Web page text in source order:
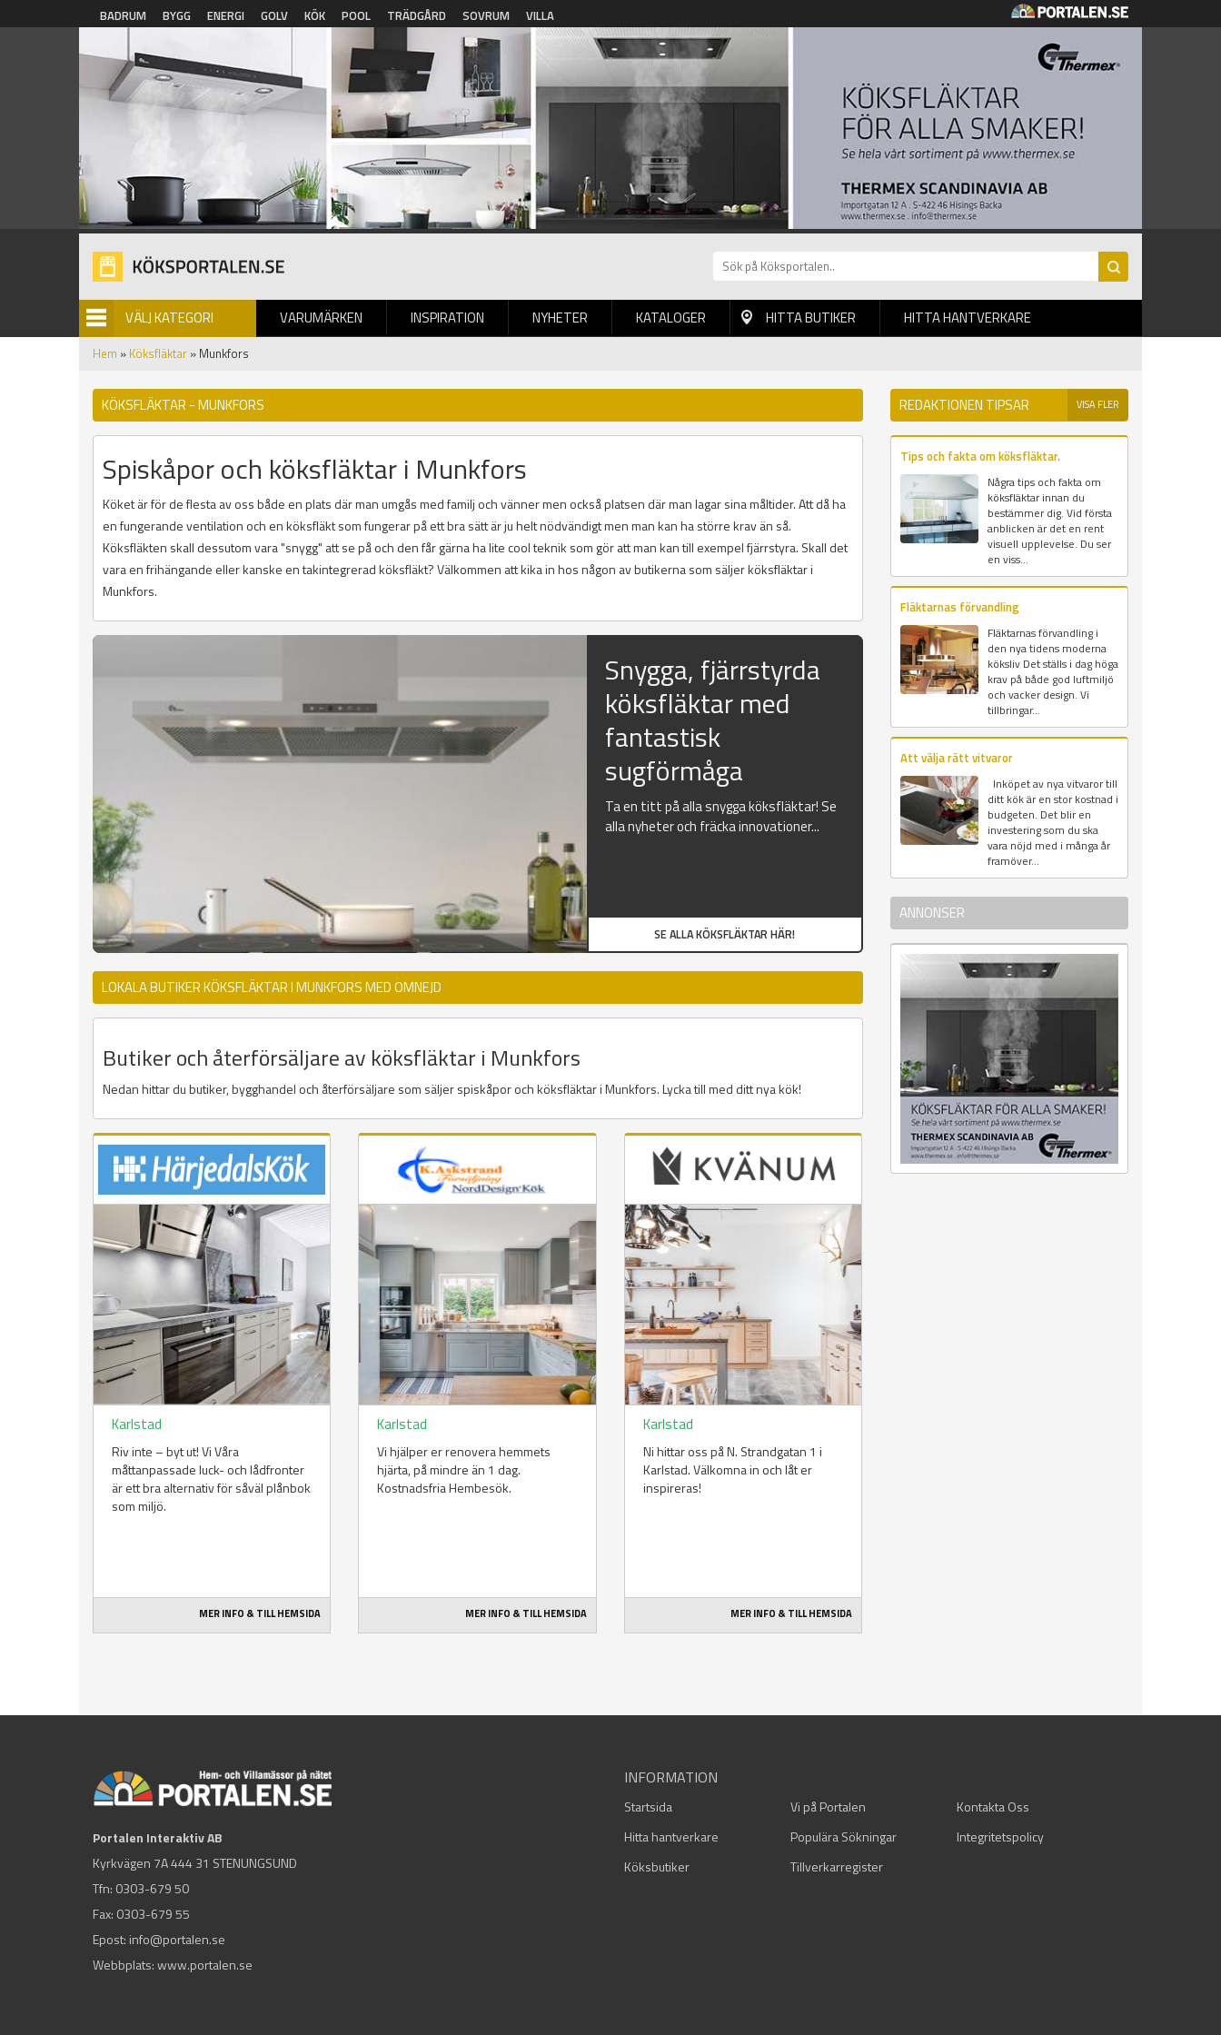
Hoppa till huvudinnehåll
BADRUM BYGG ENERGI GOLV KÖK POOL TRÄDGÅRD SOVRUM VILLA
VÄLJ KATEGORI VARUMÄRKEN INSPIRATION NYHETER
BILDGALLERI KATALOGER HITTA BUTIKER HITTA HANTVERKARE
Hem » Köksfläktar » Munkfors
KÖKSFLÄKTAR - MUNKFORS
Spiskåpor och köksfläktar i Munkfors
Köket är för de flesta av oss både en plats där man umgås med familj och vänner men också platsen där man lagar sina måltider. Att då ha
en fungerande ventilation och en köksfläkt som fungerar på ett bra sätt är ju helt nödvändigt men man kan ha större krav än så.
Köksfläkten skall dessutom vara "snygg" att se på och den får gärna ha lite cool teknik som gör att man kan till exempel fjärrstyra. Skall det
vara en frihängande eller kanske en takintegrerad köksfläkt? Välkommen att kika in hos någon av butikerna som säljer köksfläktar i
Munkfors.
Snygga, fjärrstyrda
köksfläktar med
fantastisk
sugförmåga
Ta en titt på alla snygga köksfläktar! Se
alla nyheter och fräcka innovationer...
SE ALLA KÖKSFLÄKTAR HÄR!
LOKALA BUTIKER KÖKSFLÄKTAR I MUNKFORS MED OMNEJD
Butiker och återförsäljare av köksfläktar i Munkfors
Nedan hittar du butiker, bygghandel och återförsäljare som säljer spiskåpor och köksfläktar i Munkfors. Lycka till med ditt nya kök!
Karlstad
Riv inte – byt ut! Vi Våra
måttanpassade luck- och lådfronter
är ett bra alternativ för såväl plånbok
som miljö.
MER INFO & TILL HEMSIDA
Karlstad
Vi hjälper er renovera hemmets
hjärta, på mindre än 1 dag.
Kostnadsfria Hembesök.
MER INFO & TILL HEMSIDA
Karlstad
Ni hittar oss på N. Strandgatan 1 i
Karlstad. Välkomna in och låt er
inspireras!
MER INFO & TILL HEMSIDA
REDAKTIONEN TIPSAR VISA FLER
Tips och fakta om köksfläktar.
Några tips och fakta om
köksfläktar innan du
bestämmer dig. Vid första
anblicken är det en rent
visuell upplevelse. Du ser
en viss...
Fläktarnas förvandling
Fläktarnas förvandling i
den nya tidens moderna
köksliv Det ställs i dag höga
krav på både god luftmiljö
och vacker design. Vi
tillbringar...
Att välja rätt vitvaror
Inköpet av nya vitvaror till
ditt kök är en stor kostnad i
budgeten. Det blir en
investering som du ska
vara nöjd med i många år
framöver...
ANNONSER
Portalen Interaktiv AB
Kyrkvägen 7A 444 31 STENUNGSUND
Tfn: 0303-679 50
Fax: 0303-679 55
Epost: info@portalen.se
Webbplats: www.portalen.se
INFORMATION
Startsida Vi på Portalen
Kontakta Oss
Hitta hantverkare
Populära Sökningar
Integritetspolicy
Köksbutiker
Tillverkarregister